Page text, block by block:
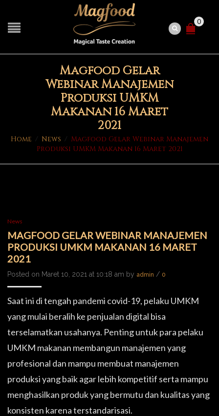
0
Magfood Gelar
Webinar Manajemen
Produksi UMKM
Makanan 16 Maret
2021
Home / News / Magfood Gelar Webinar Manajemen
Produksi UMKM Makanan 16 Maret 2021
News
MAGFOOD GELAR WEBINAR MANAJEMEN
PRODUKSI UMKM MAKANAN 16 MARET
2021
Posted on Maret 10, 2021 at 10:18 am by admin / 0
Saat ini di tengah pandemi covid-19, pelaku UMKM
yang mulai beralih ke penjualan digital bisa
terselamatkan usahanya. Penting untuk para pelaku
UMKM makanan membangun manajemen yang
profesional dan mampu membuat manajemen
produksi yang baik agar lebih kompetitif serta mampu
menghasilkan produk yang bermutu dan kualitas yang
konsisten karena terstandarisasi.